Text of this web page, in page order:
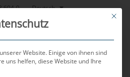
604-0 Deutsch
This
Website. Einige von ihnen sind
uns helfen, diese Website und Ihre